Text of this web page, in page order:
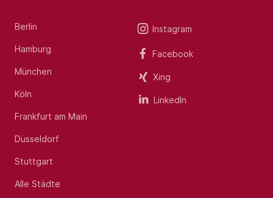
Berlin
Hamburg
München
Köln
Frankfurt am Main
Düsseldorf
Stuttgart
Alle Städte
Instagram
Facebook
Xing
LinkedIn